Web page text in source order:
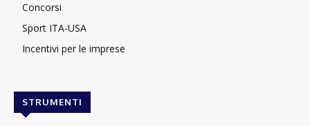
Concorsi
Sport ITA-USA
Incentivi per le imprese
STRUMENTI